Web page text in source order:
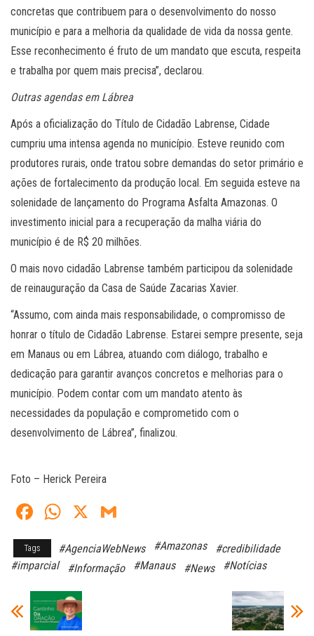
concretas que contribuem para o desenvolvimento do nosso
município e para a melhoria da qualidade de vida da nossa gente.
Esse reconhecimento é fruto de um mandato que escuta, respeita
e trabalha por quem mais precisa”, declarou.
Outras agendas em Lábrea
Após a oficialização do Título de Cidadão Labrense, Cidade
cumpriu uma intensa agenda no município. Esteve reunido com
produtores rurais, onde tratou sobre demandas do setor primário e
ações de fortalecimento da produção local. Em seguida esteve na
solenidade de lançamento do Programa Asfalta Amazonas. O
investimento inicial para a recuperação da malha viária do
município é de R$ 20 milhões.
O mais novo cidadão Labrense também participou da solenidade
de reinauguração da Casa de Saúde Zacarias Xavier.
“Assumo, com ainda mais responsabilidade, o compromisso de
honrar o título de Cidadão Labrense. Estarei sempre presente, seja
em Manaus ou em Lábrea, atuando com diálogo, trabalho e
dedicação para garantir avanços concretos e melhorias para o
município. Podem contar com um mandato atento às
necessidades da população e comprometido com o
desenvolvimento de Lábrea”, finalizou.
Foto – Herick Pereira
Fa
ce
bo
W
ts
A
pp
X
ail
Tags #AgenciaWebNews #Amazonas
#credibilidade
#imparcial
#Informação #Manaus #News #Notícias